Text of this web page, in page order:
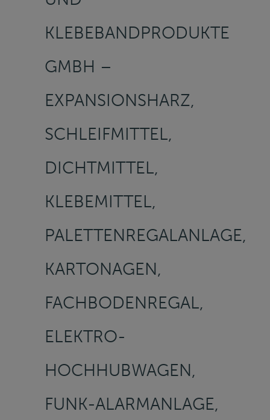
KLEBEBANDPRODUKTE
GMBH –
EXPANSIONSHARZ,
SCHLEIFMITTEL,
DICHTMITTEL,
KLEBEMITTEL,
PALETTENREGALANLAGE,
KARTONAGEN,
FACHBODENREGAL,
ELEKTRO-
HOCHHUBWAGEN,
FUNK-ALARMANLAGE,